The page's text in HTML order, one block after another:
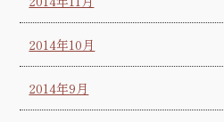
2014年10月
2014年9月